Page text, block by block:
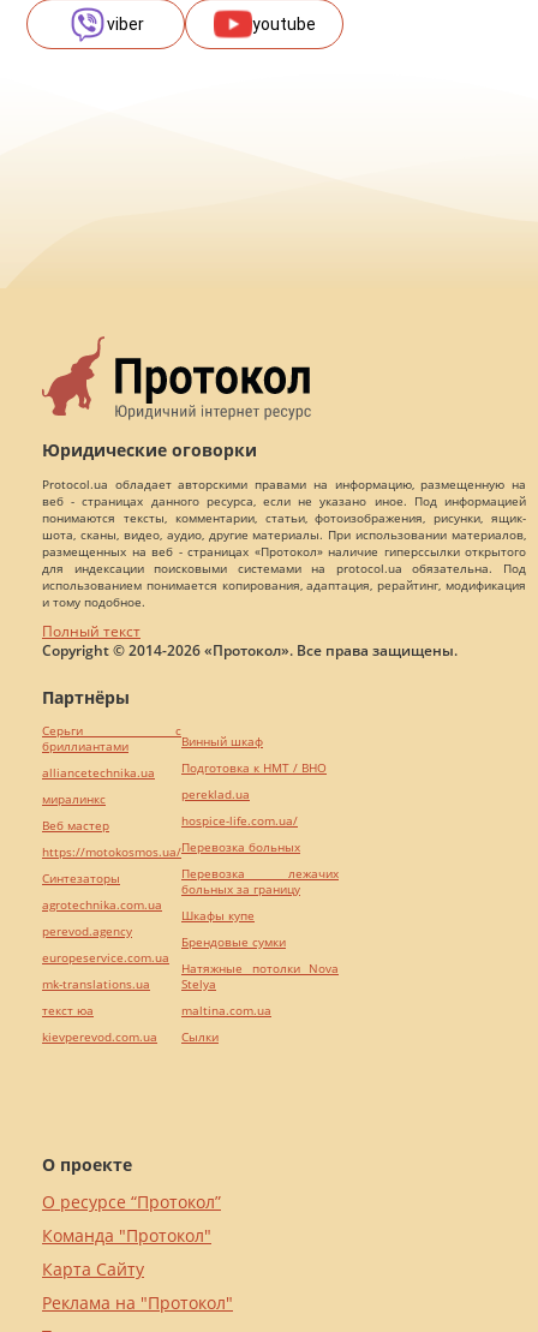
viber youtube
Юридические оговорки
Protocol.ua обладает авторскими правами на информацию, размещенную на
веб - страницах данного ресурса, если не указано иное. Под информацией
понимаются тексты, комментарии, статьи, фотоизображения, рисунки, ящик-
шота, сканы, видео, аудио, другие материалы. При использовании материалов,
размещенных на веб - страницах «Протокол» наличие гиперссылки открытого
для индексации поисковыми системами на protocol.ua обязательна. Под
использованием понимается копирования, адаптация, рерайтинг, модификация
и тому подобное.
Полный текст
Copyright © 2014-2026 «Протокол». Все права защищены.
О проекте
О ресурсе “Протокол”
Команда "Протокол"
Карта Сайту
Реклама на "Протокол"
Партнёры
Серьги с
бриллиантами
alliancetechnika.ua
миралинкс
Веб мастер
https://motokosmos.ua/
Синтезаторы
agrotechnika.com.ua
perevod.agency
europeservice.com.ua
mk-translations.ua
текст юа
kievperevod.com.ua
Винный шкаф
Подготовка к НМТ / ВНО
pereklad.ua
hospice-life.com.ua/
Перевозка больных
Перевозка лежачих
больных за границу
Шкафы купе
Брендовые сумки
Натяжные потолки Nova
Stelya
maltina.com.ua
Cылки